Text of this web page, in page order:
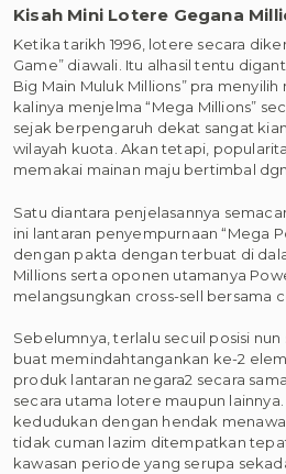
Kisah Mini Lotere Gegana
Ketika tarikh 1996, lotere secara
Game” diawali. Itu alhasil tentu
Big Main Muluk Millions” pra
kalinya menjelma “Mega Millions”
sejak berpengaruh dekat sangat
wilayah kuota. Akan tetapi,
memakai mainan maju bertimbal
Satu diantara penjelasannya
ini lantaran penyempurnaan “Mega
dengan pakta dengan terbuat di
Millions serta oponen utamanya
melangsungkan cross-sell bersama
Sebelumnya, terlalu secuil posisi
buat memindahtangankan ke-2
produk lantaran negara2 secara
secara utama lotere maupun
kedudukan dengan hendak
tidak cuman lazim ditempatkan
kawasan periode yang serupa